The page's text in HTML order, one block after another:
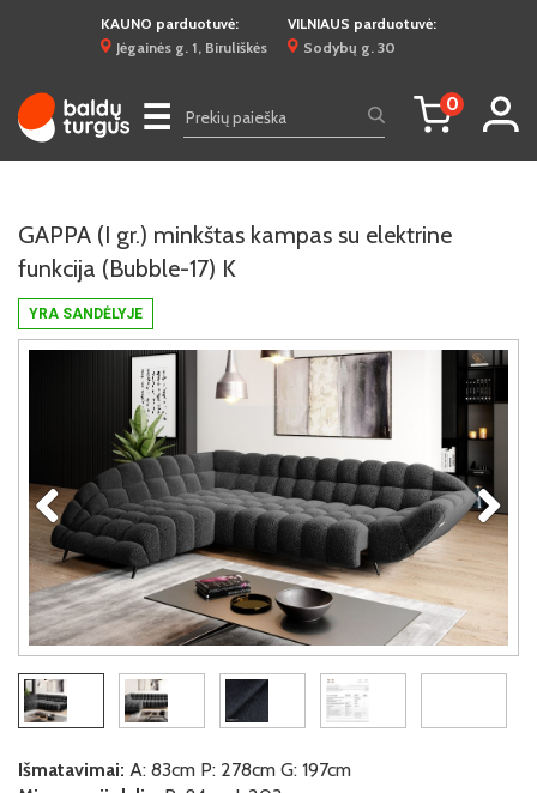
KAUNO parduotuvė:
Jėgainės g. 1, Biruliškės
VILNIAUS parduotuvė:
Sodybų g. 30
☰ 0
YRA SANDĖLYJE
GAPPA (I gr.) minkštas kampas su elektrine
funkcija (Bubble-17) K
Išmatavimai: A: 83cm P: 278cm G: 197cm